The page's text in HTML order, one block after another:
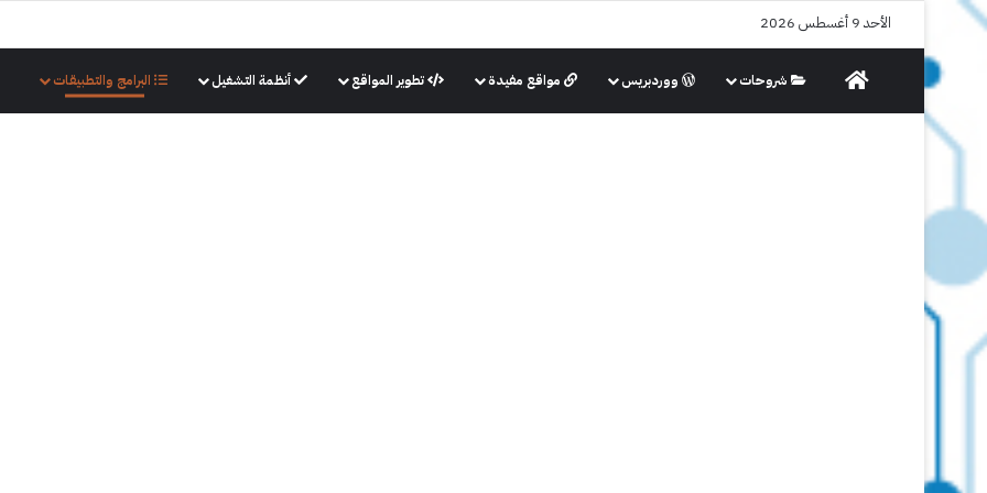
الأحد 9 أغسطس 2026
الرئيسية شروحات ووردبريس مواقع مفيدة تطوير المواقع أنظمة التشغيل البرامج والتطبيقات